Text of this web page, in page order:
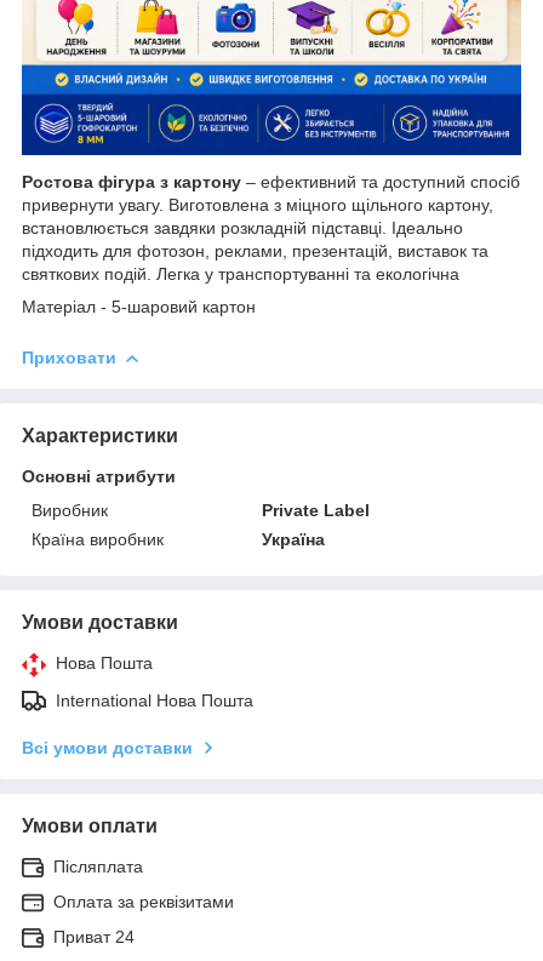
Ростова фігура з картону – ефективний та доступний спосіб
привернути увагу. Виготовлена з міцного щільного картону,
встановлюється завдяки розкладній підставці. Ідеально
підходить для фотозон, реклами, презентацій, виставок та
святкових подій. Легка у транспортуванні та екологічна
Матеріал - 5-шаровий картон
Приховати
Характеристики
Основні атрибути
Виробник
Private Label
Країна виробник
Україна
Умови доставки
Нова Пошта
International Нова Пошта
Всі умови доставки
Умови оплати
Післяплата
Оплата за реквізитами
Приват 24